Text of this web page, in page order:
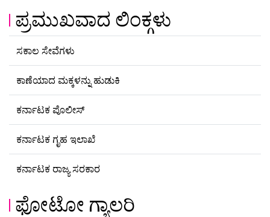
ಪ್ರಮುಖವಾದ ಲಿಂಕ್ಗಳು
ಸಕಾಲ ಸೇವೆಗಳು
ಕಾಣೆಯಾದ ಮಕ್ಕಳನ್ನು ಹುಡುಕಿ
ಕರ್ನಾಟಕ ಪೊಲೀಸ್
ಕರ್ನಾಟಕ ಗೃಹ ಇಲಾಖೆ
ಕರ್ನಾಟಕ ರಾಜ್ಯ ಸರಕಾರ
ಫೋಟೋ ಗ್ಯಾಲರಿ